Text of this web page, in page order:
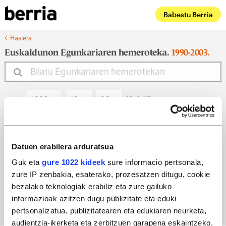
Datuen erabilera arduratsua
Guk eta gure 1022 kideek sure informacio pertsonala,
zure IP zenbakia, esaterako, prozesatzen ditugu, cookie
bezalako teknologiak erabiliz eta zure gailuko
informazioak azitzen dugu publizitate eta eduki
pertsonalizatua, publizitatearen eta edukiaren neurketa,
audientzia-ikerketa eta zerbitzuen garapena eskaintzeko.
Babestu Berria
Hasiera
Euskaldunon Egunkariaren hemeroteka. 1990-2003.
Noiztik
Noiz arte
Bilatu egun bateko edizioa